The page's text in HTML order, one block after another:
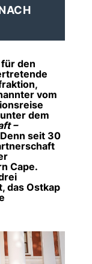
den
vom
dem
–
seit 30
Cape.
das Ostkap